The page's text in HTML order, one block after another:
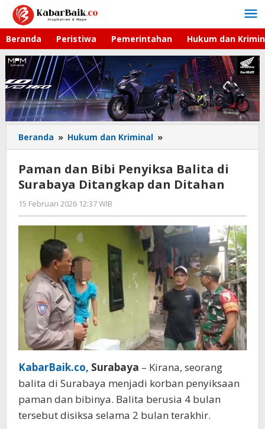
Lewati
konten
Beranda Peristiwa Pemerintahan Hukum dan
Beranda » Hukum dan Kriminal »
dan
Penyiksa
Balita
Ditangkap
dan
Ditahan
Paman dan Bibi Penyiksa Balita di
Surabaya Ditangkap dan Ditahan
15 Februari 2026 12:37 WIB
Imam
WD
KabarBaik.co, Surabaya – Kirana, seorang
balita di Surabaya menjadi korban penyiksaan
paman dan bibinya. Balita berusia 4 bulan
tersebut disiksa selama 2 bulan terakhir.